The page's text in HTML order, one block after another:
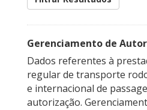
Gerenciamento de
Dados referentes à
regular de transporte
e internacional de
autorização.